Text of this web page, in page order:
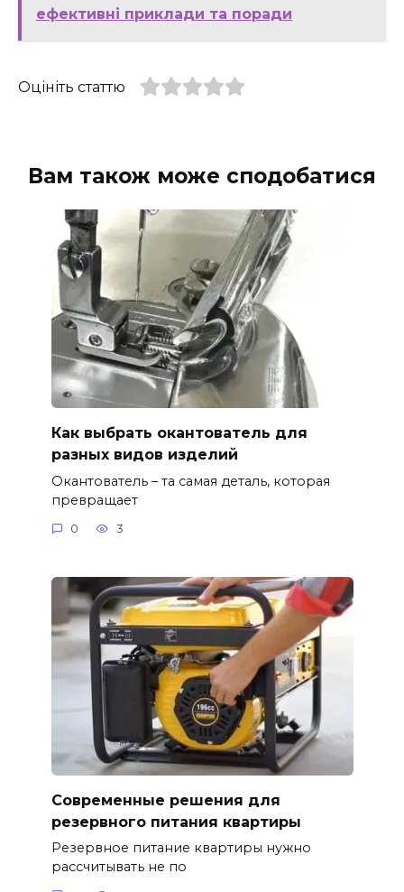
ефективні приклади та поради
Оцініть статтю
Вам також може сподобатися
Как выбрать окантователь для
разных видов изделий
Окантователь – та самая деталь, которая
превращает
0 3
Современные решения для
резервного питания квартиры
Резервное питание квартиры нужно
рассчитывать не по